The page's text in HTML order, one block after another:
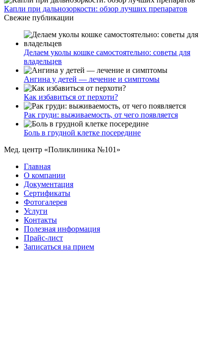
Капли при дальнозоркости: обзор лучших препаратов
Свежие публикации
Делаем уколы кошке самостоятельно: советы для
владельцев
Ангина у детей — лечение и симптомы
Как избавиться от перхоти?
Рак груди: выживаемость, от чего появляется
Боль в грудной клетке посередине
Мед. центр «Поликлиника №101»
Главная
О компании
Документация
Сертификаты
Фотогалерея
Услуги
Контакты
Полезная информация
Прайс-лист
Записаться на прием